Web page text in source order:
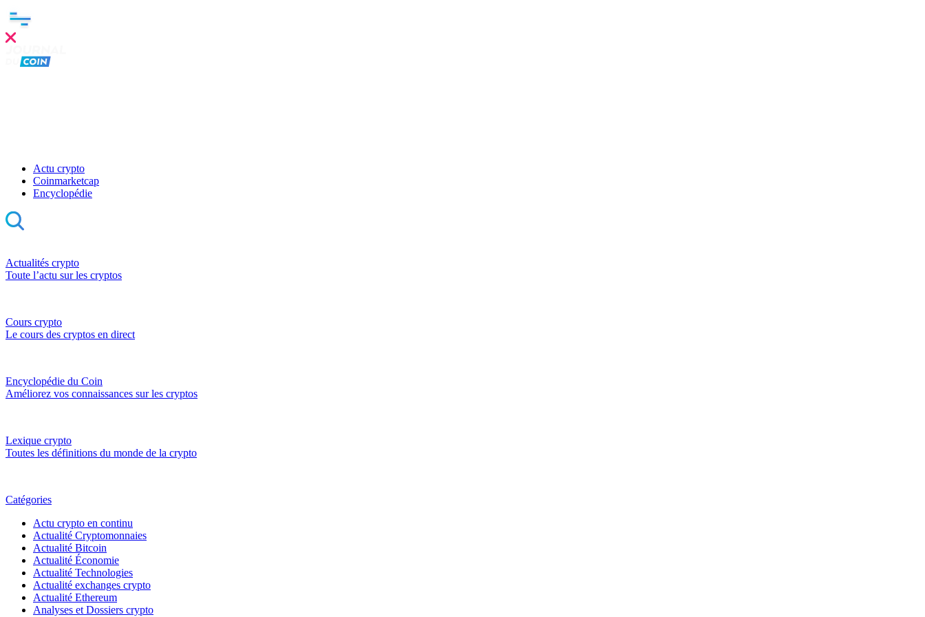
Actu crypto
Coinmarketcap
Encyclopédie
Actualités crypto
Toute l’actu sur les cryptos
Cours crypto
Le cours des cryptos en direct
Encyclopédie du Coin
Améliorez vos connaissances sur les cryptos
Lexique crypto
Toutes les définitions du monde de la crypto
Catégories
Actu crypto en continu
Actualité Cryptomonnaies
Actualité Bitcoin
Actualité Économie
Actualité Technologies
Actualité exchanges crypto
Actualité Ethereum
Analyses et Dossiers crypto